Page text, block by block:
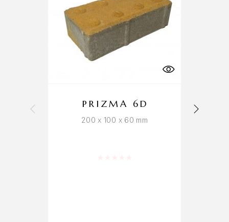
PRIZMA 6D
200 x 100 x 60 mm